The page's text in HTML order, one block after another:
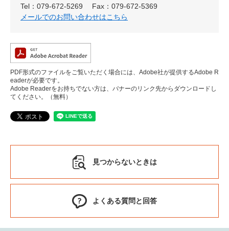
Tel：079-672-5269
Fax：079-672-5369
メールでのお問い合わせはこちら
PDF形式のファイルをご覧いただく場合には、Adobe社が提供するAdobe R
eaderが必要です。
Adobe Readerをお持ちでない方は、バナーのリンク先からダウンロードし
てください。（無料）
見つからないときは
よくある質問と回答